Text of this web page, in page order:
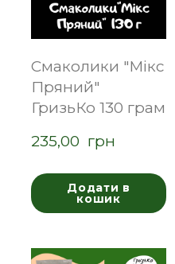
Смаколики "Мікс
Пряний"
ГризьКо 130 грам
235,00  грн
Додати в
кошик